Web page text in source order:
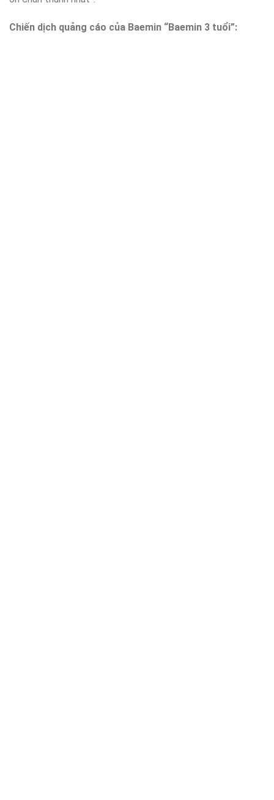
Chiến dịch quảng cáo của Baemin “Baemin 3 tuổi”: